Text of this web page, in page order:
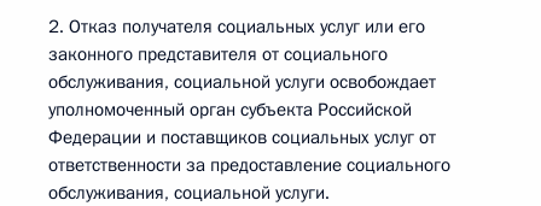
2. Отказ получателя социальных услуг или его
законного представителя от социального
обслуживания, социальной услуги освобождает
уполномоченный орган субъекта Российской
Федерации и поставщиков социальных услуг от
ответственности за предоставление социального
обслуживания, социальной услуги.